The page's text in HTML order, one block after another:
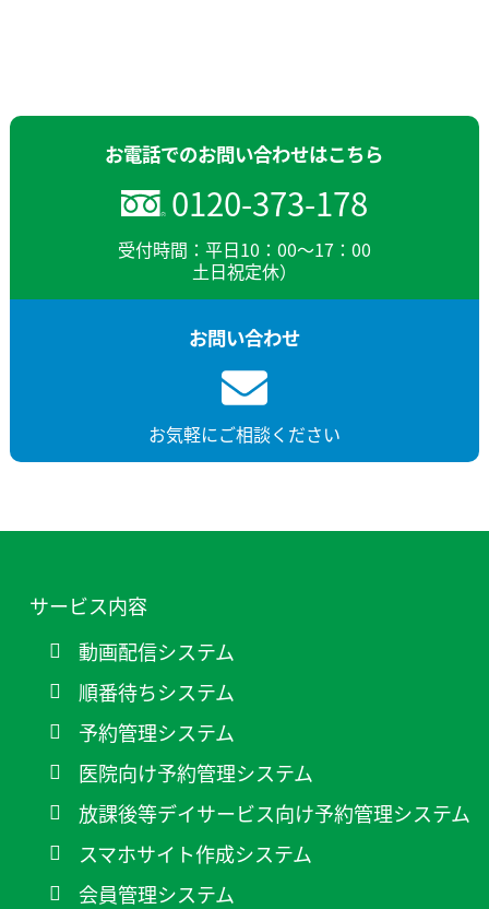
お電話でのお問い合わせはこちら
0120-373-178
受付時間：平日10：00～17：00
土日祝定休）
お問い合わせ
お気軽にご相談ください
サービス内容
動画配信システム
順番待ちシステム
予約管理システム
医院向け予約管理システム
放課後等デイサービス向け予約管理システム
スマホサイト作成システム
会員管理システム